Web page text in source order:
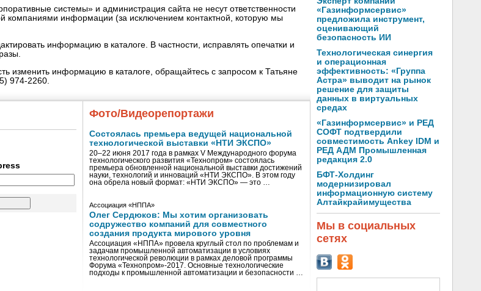
системы» и администрация сайта не несут ответственности
компаниями информации (за исключением контактной, которую мы
информацию в каталоге. В частности, исправлять опечатки и
изменить информацию в каталоге, обращайтесь с запросом к Татьяне
974-2260.
Фото/Видеорепортажи
Состоялась премьера ведущей национальной
технологической выставки «НТИ ЭКСПО»
20–22 июня 2017 года в рамках V Международного форума
технологического развития «Технопром» состоялась
премьера обновленной национальной выставки достижений
науки, технологий и инноваций «НТИ ЭКСПО». В этом году
она обрела новый формат: «НТИ ЭКСПО» — это …
Ассоциация «НППА»
Олег Сердюков: Мы хотим организовать
содружество компаний для совместного
создания продукта мирового уровня
Ассоциация «НППА» провела круглый стол по проблемам и
задачам промышленной автоматизации в условиях
технологической революции в рамках деловой программы
Форума «Технопром»-2017. Основные технологические
подходы к промышленной автоматизации и безопасности …
«Газинформсервис»
предложила инструмент,
оценивающий
безопасность ИИ
Технологическая синергия
и операционная
эффективность: «Группа
Астра» выводит на рынок
решение для защиты
данных в виртуальных
средах
«Газинформсервис» и РЕД
СОФТ подтвердили
совместимость Ankey IDM и
РЕД АДМ Промышленная
редакция 2.0
БФТ-Холдинг
модернизировал
информационную систему
Алтайкрайимущества
Мы в социальных
сетях